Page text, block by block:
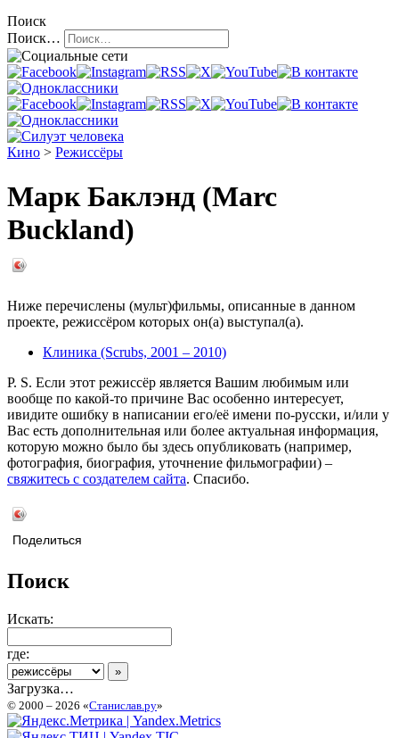
Поиск
Поиск…
Кино > Режиссёры
Марк Баклэнд (Marc
Buckland)
Ниже перечислены (мульт)фильмы, описанные в данном
проекте, режиссёром которых он(а) выступал(а).
Клиника (Scrubs, 2001 – 2010)
P. S. Если этот режиссёр является Вашим любимым или
вообще по какой-то причине Вас особенно интересует,
ивидите ошибку в написании его/её имени по-русски, и/или у
Вас есть дополнительная или более актуальная информация,
которую можно было бы здесь опубликовать (например,
фотография, биография, уточнение фильмографии) –
свяжитесь с создателем сайта. Спасибо.
Поделиться
Поиск
Искать:
где:
Загрузка…
© 2000 – 2026 «Станислав.ру»